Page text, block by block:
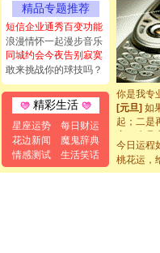
精品专题推荐
短信企业通秀百变功能
浪漫情怀一起漫步音乐
同城约会今夜告别寂寞
敢来挑战你的球技吗？
精彩生活
星座运势
每日财运
花边新闻
魔鬼辞典
情感测试
生活笑话
能正大光
都要快乐
[圣诞节]
如意,快
[元旦]看
断电。爱
你是我专
[元旦] 如
起；二是
离。水
[元旦]当
泣，这痛
卖了。水
今日运程
桃花运，